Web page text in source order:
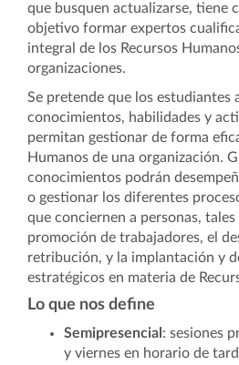
que busquen actualizarse, tiene
objetivo formar expertos
integral de los Recursos
organizaciones.
Se pretende que los estudiantes
conocimientos, habilidades y
permitan gestionar de forma
Humanos de una organización.
conocimientos podrán
o gestionar los diferentes
que conciernen a personas,
promoción de trabajadores, el
retribución, y la implantación y
estratégicos en materia de
Lo que nos define
Semipresencial : sesiones
y viernes en horario de